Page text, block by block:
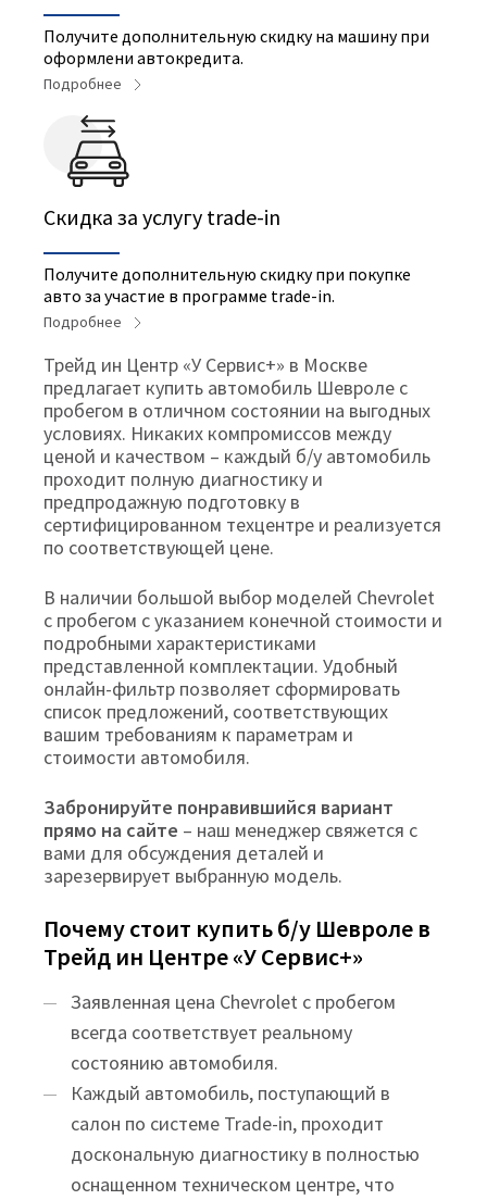
Получите дополнительную скидку на машину при
оформлени автокредита.
Подробнее
Cкидка за услугу trade-in
Получите дополнительную скидку при покупке
авто за участие в программе trade-in.
Подробнее
Трейд ин Центр «У Сервис+» в Москве
предлагает купить автомобиль Шевроле с
пробегом в отличном состоянии на выгодных
условиях. Никаких компромиссов между
ценой и качеством – каждый б/у автомобиль
проходит полную диагностику и
предпродажную подготовку в
сертифицированном техцентре и реализуется
по соответствующей цене.
В наличии большой выбор моделей Chevrolet
с пробегом с указанием конечной стоимости и
подробными характеристиками
представленной комплектации. Удобный
онлайн-фильтр позволяет сформировать
список предложений, соответствующих
вашим требованиям к параметрам и
стоимости автомобиля.
Забронируйте понравившийся вариант
прямо на сайте – наш менеджер свяжется с
вами для обсуждения деталей и
зарезервирует выбранную модель.
Почему стоит купить б/у Шевроле в
Трейд ин Центре «У Сервис+»
Заявленная цена Chevrolet с пробегом
всегда соответствует реальному
состоянию автомобиля.
Каждый автомобиль, поступающий в
салон по системе Trade-in, проходит
доскональную диагностику в полностью
оснащенном техническом центре, что